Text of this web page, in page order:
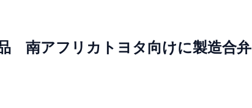
南アフリカトヨタ向けに製造合弁